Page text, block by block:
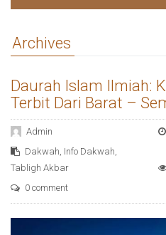
Archives
Daurah Islam Ilmiah:
Terbit Dari Barat –
Admin
Dakwah, Info Dakwah,
Tabligh Akbar
0 comment